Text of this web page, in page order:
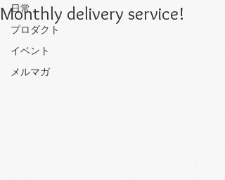
日常
プロダクト
イベント
メルマガ
Monthly delivery service!